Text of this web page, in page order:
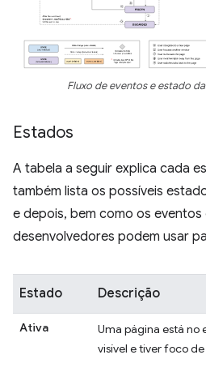
Fluxo de eventos e estado
Estados
A tabela a seguir explica cada
também lista os possíveis
e depois, bem como os eventos
desenvolvedores podem usar
Estado Descrição
Ativa Uma página está no
visível e tiver foco